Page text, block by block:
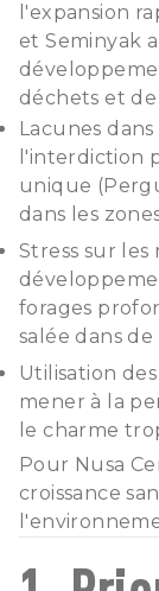
l'expansion
et Seminyak
déchets et
Lacunes
l'interdiction
unique
dans les
Stress sur les
forages
salée dans
Utilisation
mener à la
le charme
Pour Nusa
croissance